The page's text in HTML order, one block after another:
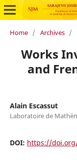
Home / Archives /
Works
and
Alain Escassut
Laboratoire de
DOI: https://doi.org/